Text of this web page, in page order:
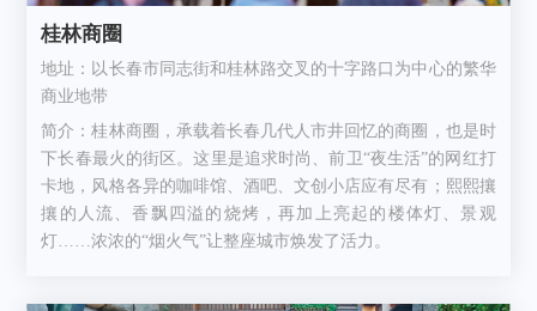
桂林商圈
地址：以长春市同志街和桂林路交叉的十字路口为中心的繁华
商业地带
简介：桂林商圈，承载着长春几代人市井回忆的商圈，也是时
下长春最火的街区。这里是追求时尚、前卫“夜生活”的网红打
卡地，风格各异的咖啡馆、酒吧、文创小店应有尽有；熙熙攘
攘的人流、香飘四溢的烧烤，再加上亮起的楼体灯、景观
灯……浓浓的“烟火气”让整座城市焕发了活力。